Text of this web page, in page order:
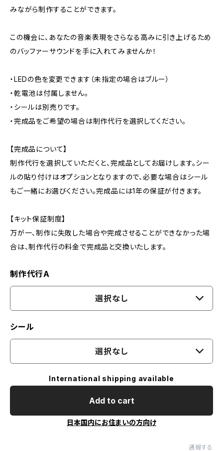
みながら制作することができます。
この機会に、あなたの音楽表現をさらなる高みに引き上げるため
のバッファーサウンドを手に入れてみませんか！
・LEDの色を変更できます（未指定の場合はブルー）
・乾電池は付属しません。
・シールは別売りです。
・完成品をご希望の場合は制作代行を選択してください。
【完成品について】
制作代行を選択していただくと、完成品としてお届けします。シー
ルの貼り付けはオプションとなりますので、必要な場合はシール
もご一緒にお選びください。完成品には1年の保証が付きます。
【キット保証制度】
万が一、制作に失敗した場合や完成させることができなかった場
合は、制作代行の料金で完成品と交換いたします。
制作代行A
選択なし
シール
選択なし
International shipping available
Add to cart
日本国内にお住まいの方向け
通報する